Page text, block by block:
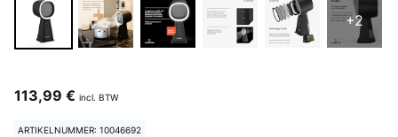
+2
113,99 € incl. BTW
ARTIKELNUMMER: 10046692